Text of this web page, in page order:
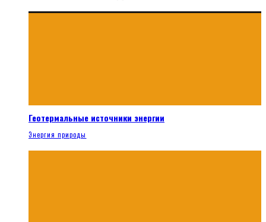
Геотермальные источники энергии
Энергия природы